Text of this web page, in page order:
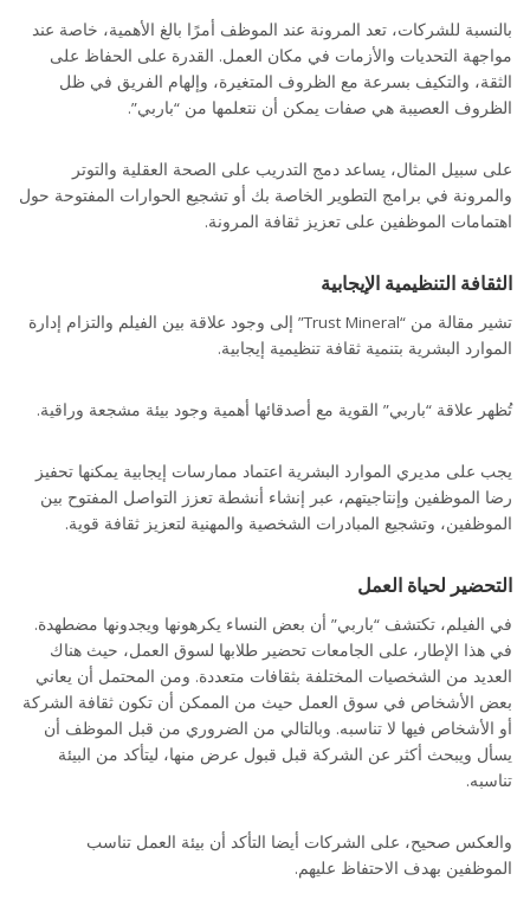
بالنسبة للشركات، تعد المرونة عند الموظف أمرًا بالغ الأهمية، خاصة عند
مواجهة التحديات والأزمات في مكان العمل. القدرة على الحفاظ على
الثقة، والتكيف بسرعة مع الظروف المتغيرة، وإلهام الفريق في ظل
الظروف العصيبة هي صفات يمكن أن نتعلمها من “باربي”.
على سبيل المثال، يساعد دمج التدريب على الصحة العقلية والتوتر
والمرونة في برامج التطوير الخاصة بك أو تشجيع الحوارات المفتوحة حول
اهتمامات الموظفين على تعزيز ثقافة المرونة.
الثقافة التنظيمية الإيجابية
تشير مقالة من “Trust Mineral” إلى وجود علاقة بين الفيلم والتزام إدارة
الموارد البشرية بتنمية ثقافة تنظيمية إيجابية.
تُظهر علاقة “باربي” القوية مع أصدقائها أهمية وجود بيئة مشجعة وراقية.
يجب على مديري الموارد البشرية اعتماد ممارسات إيجابية يمكنها تحفيز
رضا الموظفين وإنتاجيتهم، عبر إنشاء أنشطة تعزز التواصل المفتوح بين
الموظفين، وتشجيع المبادرات الشخصية والمهنية لتعزيز ثقافة قوية.
التحضير لحياة العمل
في الفيلم، تكتشف “باربي” أن بعض النساء يكرهونها ويجدونها مضطهدة.
في هذا الإطار، على الجامعات تحضير طلابها لسوق العمل، حيث هناك
العديد من الشخصيات المختلفة بثقافات متعددة. ومن المحتمل أن يعاني
بعض الأشخاص في سوق العمل حيث من الممكن أن تكون ثقافة الشركة
أو الأشخاص فيها لا تناسبه. وبالتالي من الضروري من قبل الموظف أن
يسأل ويبحث أكثر عن الشركة قبل قبول عرض منها، ليتأكد من البيئة
تناسبه.
والعكس صحيح، على الشركات أيضا التأكد أن بيئة العمل تناسب
الموظفين بهدف الاحتفاظ عليهم.